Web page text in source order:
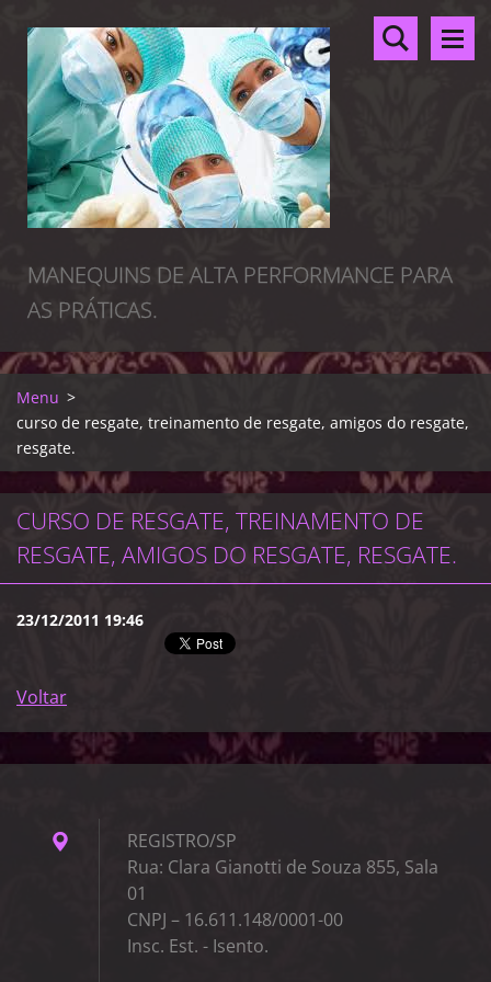
MANEQUINS DE ALTA PERFORMANCE PARA
AS PRÁTICAS.
Menu >
curso de resgate, treinamento de resgate, amigos do resgate,
resgate.
CURSO DE RESGATE, TREINAMENTO DE
RESGATE, AMIGOS DO RESGATE, RESGATE.
23/12/2011 19:46
Voltar
REGISTRO/SP
Rua: Clara Gianotti de Souza 855, Sala
01
CNPJ – 16.611.148/0001-00
Insc. Est. - Isento.